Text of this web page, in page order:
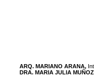
ARQ. MARIANO ARANA,
DRA. MARIA JULIA